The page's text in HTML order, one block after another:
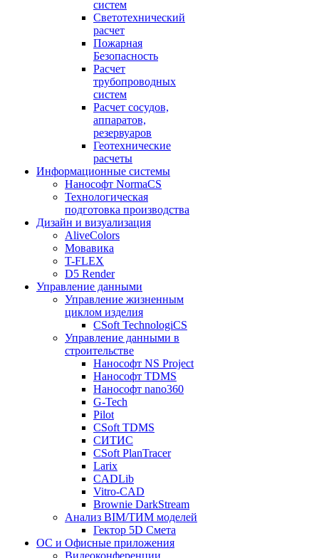
систем
Светотехнический
расчет
Пожарная
Безопасность
Расчет
трубопроводных
систем
Расчет сосудов,
аппаратов,
резервуаров
Геотехнические
расчеты
Информационные системы
Нанософт NormaCS
Технологическая
подготовка производства
Дизайн и визуализация
AliveColors
Мовавика
T-FLEX
D5 Render
Управление данными
Управление жизненным
циклом изделия
CSoft TechnologiCS
Управление данными в
строительстве
Нанософт NS Project
Нанософт TDMS
Нанософт nano360
G-Tech
Pilot
CSoft TDMS
СИТИС
CSoft PlanTracer
Larix
CADLib
Vitro-CAD
Brownie DarkStream
Анализ BIM/ТИМ моделей
Гектор 5D Смета
ОС и Офисные приложения
Видеоконференции